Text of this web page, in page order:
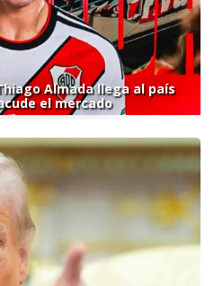
Almada llega al país
el mercado